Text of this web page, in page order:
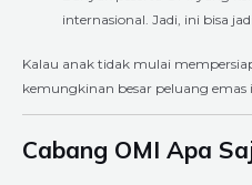
internasional. Jadi, ini bisa
Kalau anak tidak mulai
kemungkinan besar peluang emas
Cabang OMI Apa